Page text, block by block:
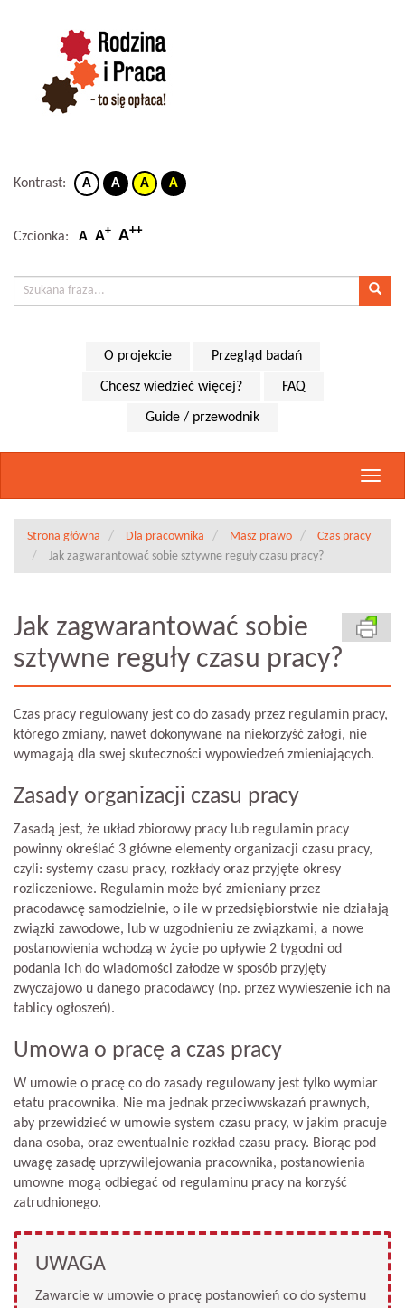
Kontrast: A A A A
Czcionka: A A+ A++
O projekcie Przegląd badań
Chcesz wiedzieć więcej? FAQ
Guide / przewodnik
Strona główna Dla pracownika Masz prawo
Czas pracy
Jak zagwarantować sobie sztywne reguły czasu pracy?
Jak zagwarantować sobie
sztywne reguły czasu pracy?
Czas pracy regulowany jest co do zasady przez regulamin pracy,
którego zmiany, nawet dokonywane na niekorzyść załogi, nie
wymagają dla swej skuteczności wypowiedzeń zmieniających.
Zasady organizacji czasu pracy
Zasadą jest, że układ zbiorowy pracy lub regulamin pracy
powinny określać 3 główne elementy organizacji czasu pracy,
czyli: systemy czasu pracy, rozkłady oraz przyjęte okresy
rozliczeniowe. Regulamin może być zmieniany przez
pracodawcę samodzielnie, o ile w przedsiębiorstwie nie działają
związki zawodowe, lub w uzgodnieniu ze związkami, a nowe
postanowienia wchodzą w życie po upływie 2 tygodni od
podania ich do wiadomości załodze w sposób przyjęty
zwyczajowo u danego pracodawcy (np. przez wywieszenie ich na
tablicy ogłoszeń).
Umowa o pracę a czas pracy
W umowie o pracę co do zasady regulowany jest tylko wymiar
etatu pracownika. Nie ma jednak przeciwwskazań prawnych,
aby przewidzieć w umowie system czasu pracy, w jakim pracuje
dana osoba, oraz ewentualnie rozkład czasu pracy. Biorąc pod
uwagę zasadę uprzywilejowania pracownika, postanowienia
umowne mogą odbiegać od regulaminu pracy na korzyść
zatrudnionego.
UWAGA
Zawarcie w umowie o pracę postanowień co do systemu